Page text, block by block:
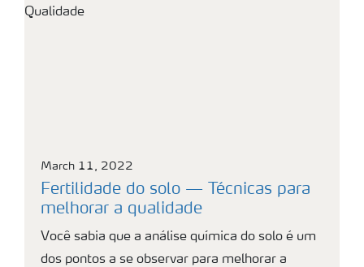
March 11, 2022
Fertilidade do solo — Técnicas para
melhorar a qualidade
Você sabia que a análise química do solo é um
dos pontos a se observar para melhorar a